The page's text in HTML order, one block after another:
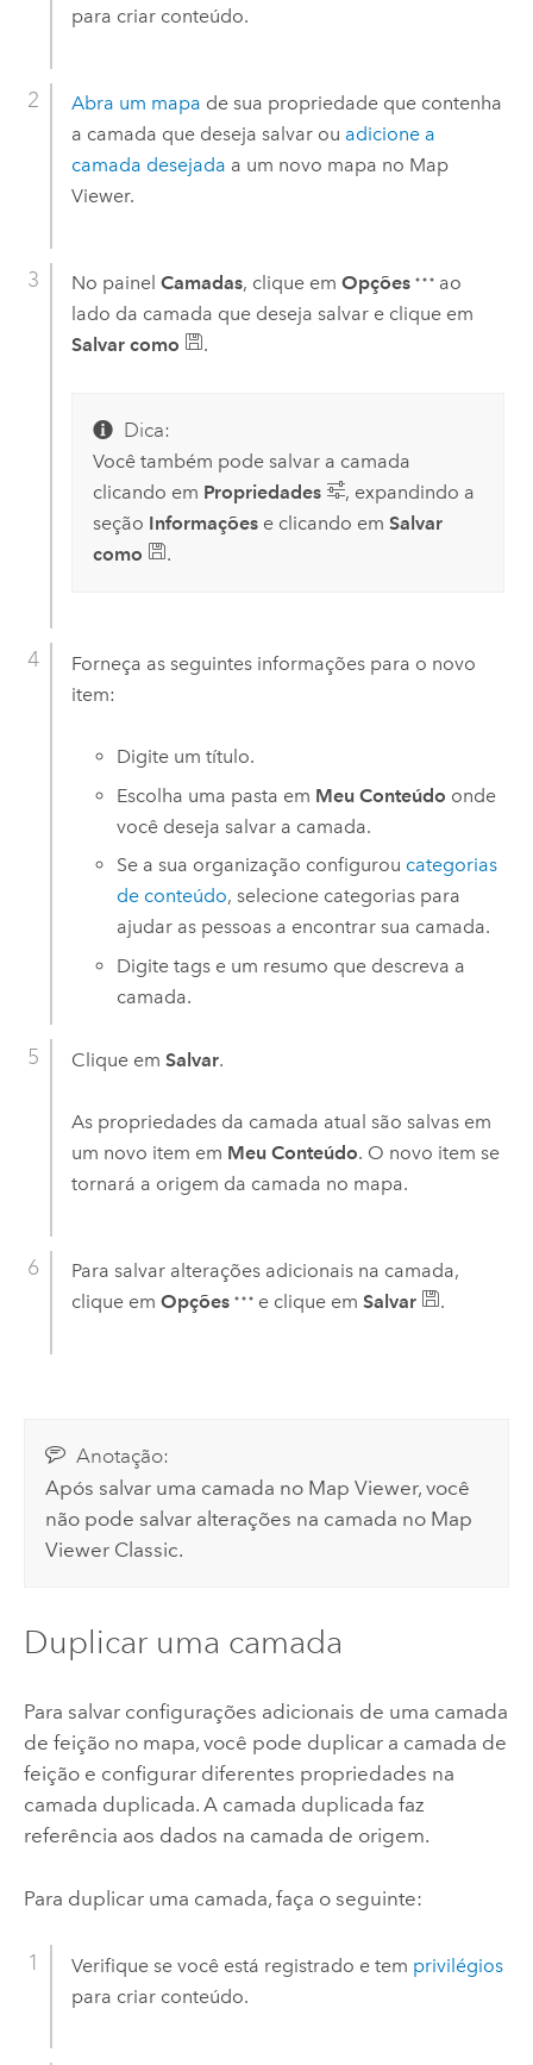
para criar conteúdo.
Abra um mapa de sua propriedade que contenha
a camada que deseja salvar ou adicione a
camada desejada a um novo mapa no Map
Viewer.
No painel Camadas, clique em Opções
ao
lado da camada que deseja salvar e clique em
Salvar como
.
Dica:
Você também pode salvar a camada
clicando em Propriedades
, expandindo a
seção Informaçõese clicando em Salvar
como
.
Forneça as seguintes informações para o novo
item:
Digite um título.
Escolha uma pasta em Meu Conteúdo onde
você deseja salvar a camada.
Se a sua organização configurou categorias
de conteúdo, selecione categorias para
ajudar as pessoas a encontrar sua camada.
Digite tags e um resumo que descreva a
camada.
Clique em Salvar.
As propriedades da camada atual são salvas em
um novo item em Meu Conteúdo. O novo item se
tornará a origem da camada no mapa.
Para salvar alterações adicionais na camada,
clique em Opções e clique em Salvar .
Anotação:
Após salvar uma camada no Map Viewer, você
não pode salvar alterações na camada no Map
Viewer Classic.
Duplicar uma camada
Para salvar configurações adicionais de uma camada
de feição no mapa, você pode duplicar a camada de
feição e configurar diferentes propriedades na
camada duplicada. A camada duplicada faz
referência aos dados na camada de origem.
Para duplicar uma camada, faça o seguinte:
Verifique se você está registrado e tem privilégios
para criar conteúdo.